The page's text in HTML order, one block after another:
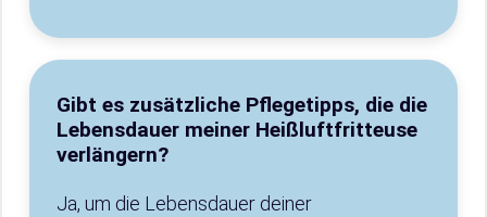
Gibt es zusätzliche Pflegetipps, die die
Lebensdauer meiner Heißluftfritteuse
verlängern?
Ja, um die Lebensdauer deiner